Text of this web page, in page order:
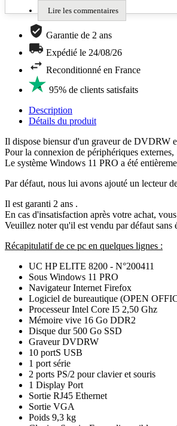
Lire les commentaires
Garantie de 2 ans
Expédié le 24/08/26
Reconditionné en France
95% de clients satisfaits
Description
Détails du produit
Il dispose biensur d'un graveur de DVDRW
Pour la connexion de périphériques externes,
Le système Windows 11 PRO a été
Par défaut, nous lui avons ajouté un lecteur
Il est garanti 2 ans .
En cas d'insatisfaction après votre achat,
Veuillez noter qu'il est vendu par défaut
Récapitulatif de ce pc en quelques lignes :
UC HP ELITE 8200 - N°200411
Sous Windows 11 PRO
Navigateur Internet Firefox
Logiciel de bureautique (OPEN
Processeur Intel Core I5 2,50 Ghz
Mémoire vive 16 Go DDR2
Disque dur 500 Go SSD
Graveur DVDRW
10 portS USB
1 port série
2 ports PS/2 pour clavier et souris
1 Display Port
Sortie RJ45 Ethernet
Sortie VGA
Poids 9,3 kg